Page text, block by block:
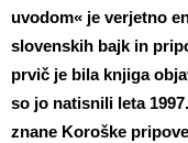
uvodom« je verjetno
slovenskih bajk in
prvič je bila knjiga
so jo natisnili leta 1997
znane Koroške